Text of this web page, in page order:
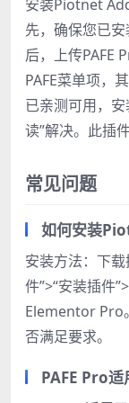
安装Piotnet
先，确保您已
后，上传PAFE
PAFE菜单项，
已亲测可用，
读”解决。此插
常见问题
如何安装
安装方法：下
件”>“安装插件
Elementor Pro
否满足要求。
PAFE Pro适